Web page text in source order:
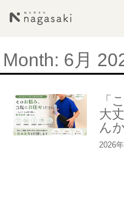
Month: 6月
「
大
ん
2026